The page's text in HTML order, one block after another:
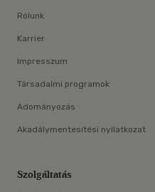
Rólunk
Karrier
Impresszum
Társadalmi programok
Adományozás
Akadálymentesítési nyilatkozat
Szolgáltatás